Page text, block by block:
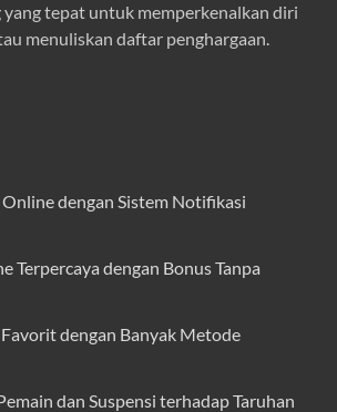
yang tepat untuk memperkenalkan diri
menuliskan daftar penghargaan.
dengan Sistem Notifikasi
Terpercaya dengan Bonus Tanpa
dengan Banyak Metode
dan Suspensi terhadap Taruhan